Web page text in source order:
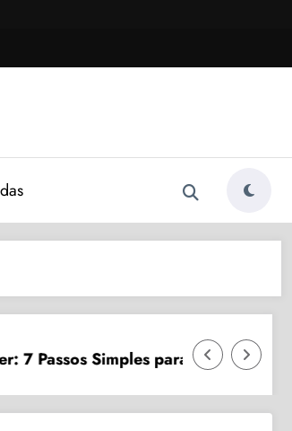
para 2024 Conta Van